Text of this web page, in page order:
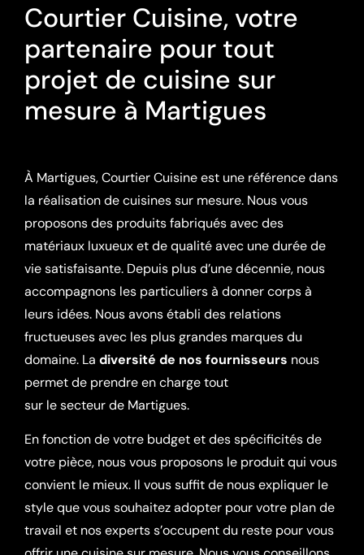
Courtier Cuisine, votre
partenaire pour tout
projet de cuisine sur
mesure à Martigues
À Martigues, Courtier Cuisine est une référence dans
la réalisation de cuisines sur mesure. Nous vous
proposons des produits fabriqués avec des
matériaux luxueux et de qualité avec une durée de
vie satisfaisante. Depuis plus d’une décennie, nous
accompagnons les particuliers à donner corps à
leurs idées. Nous avons établi des relations
fructueuses avec les plus grandes marques du
domaine. La diversité de nos fournisseurs nous
permet de prendre en charge tout
sur le secteur de Martigues.
En fonction de votre budget et des spécificités de
votre pièce, nous vous proposons le produit qui vous
convient le mieux. Il vous suffit de nous expliquer le
style que vous souhaitez adopter pour votre plan de
travail et nos experts s’occupent du reste pour vous